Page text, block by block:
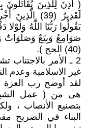
( أُذِنَ لِلَّذِينَ
لَقَدِيرٌ (39)
يَقُولُوا رَبُّنَا اللَّهُ
صَوَامِعُ وَبِيَعٌ وَصَلَوَاتٌ
(40) الحج ).
2 ـ الأمر بالاجتناب
غير الاسلامية وعدم
لقد أوضح رب العزة
هى من ( عمل
بتصنيع الأنصاب ،
البناء في